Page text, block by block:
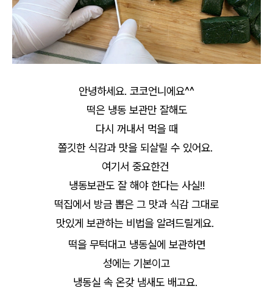
안녕하세요. 코코언니에요^^
떡은 냉동 보관만 잘해도
다시 꺼내서 먹을 때
쫄깃한 식감과 맛을 되살릴 수 있어요.
여기서 중요한건
냉동보관도 잘 해야 한다는 사실!!
떡집에서 방금 뽑은 그 맛과 식감 그대로
맛있게 보관하는 비법을 알려드릴게요.
떡을 무턱대고 냉동실에 보관하면
성에는 기본이고
냉동실 속 온갖 냄새도 배고요.